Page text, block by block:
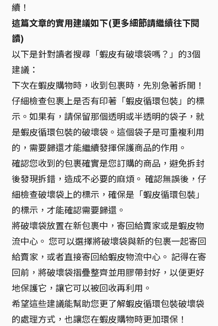
續！
這篇文章的實用建議如下(更多細節請繼續往下閱
讀)
以下是針對讀者搜尋「蝦皮有破壞袋嗎？」的3個
建議：
下次在蝦皮購物時，收到包裹時，先別急著拆開！
仔細檢查包裹上是否有印著「蝦皮循環包裝」的標
示。如果有，請保留那個透明或半透明的袋子，就
是蝦皮循環包裝的破壞袋。這個袋子是可重複利用
的，需要歸還才能繼續發揮保護商品的作用。
確認您收到的包裹確實是您訂購的商品，避免拆封
後發現拆錯，造成不必要的麻煩。 確認無誤後，仔
細檢查破壞袋上的標示，確保是「蝦皮循環包裝」
的標示，才能確認需要歸還。
將破壞袋放置在新包裹中，寄回給賣家或是蝦皮物
流中心。 您可以選擇將破壞袋與新的包裹一起寄回
給賣家，或者直接寄回給蝦皮物流中心。 記得在寄
回前，將破壞袋摺疊整齊並用膠帶封好，以便更好
地保護它，讓它可以被回收再利用。
希望這些建議能幫助您更了解蝦皮循環包裝破壞袋
的處理方式，也讓您在蝦皮購物時更加環保！